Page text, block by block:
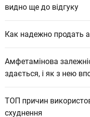
видно ще до відгуку
Как надежно продать
Амфетамінова
здається, і як з нею
ТОП причин
схуднення